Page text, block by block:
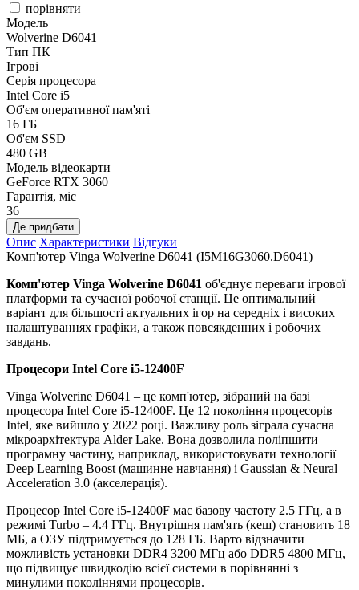
порівняти
Модель
Wolverine D6041
Тип ПК
Ігрові
Серія процесора
Intel Core i5
Об'єм оперативної пам'яті
16 ГБ
Об'єм SSD
480 GB
Модель відеокарти
GeForce RTX 3060
Гарантія, міс
36
Де придбати
Опис Характеристики Відгуки
Комп'ютер Vinga Wolverine D6041 (I5M16G3060.D6041)
Комп'ютер Vinga Wolverine D6041 об'єднує переваги ігрової
платформи та сучасної робочої станції. Це оптимальний
варіант для більшості актуальних ігор на середніх і високих
налаштуваннях графіки, а також повсякденних і робочих
завдань.
Процесори Intel Core i5-12400F
Vinga Wolverine D6041 – це комп'ютер, зібраний на базі
процесора Intel Core i5-12400F. Це 12 покоління процесорів
Intel, яке вийшло у 2022 році. Важливу роль зіграла сучасна
мікроархітектура Alder Lake. Вона дозволила поліпшити
програмну частину, наприклад, використовувати технології
Deep Learning Boost (машинне навчання) і Gaussian & Neural
Acceleration 3.0 (акселерація).
Процесор Intel Core i5-12400F має базову частоту 2.5 ГГц, а в
режимі Turbo – 4.4 ГГц. Внутрішня пам'ять (кеш) становить 18
МБ, а ОЗУ підтримується до 128 ГБ. Варто відзначити
можливість установки DDR4 3200 МГц або DDR5 4800 МГц,
що підвищує швидкодію всієї системи в порівнянні з
минулими поколіннями процесорів.